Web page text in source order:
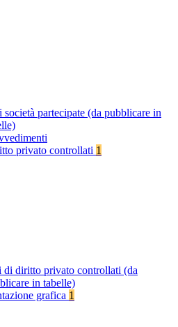
società partecipate (da pubblicare in
privato controllati 1
di diritto privato controllati (da
in tabelle)
grafica 1